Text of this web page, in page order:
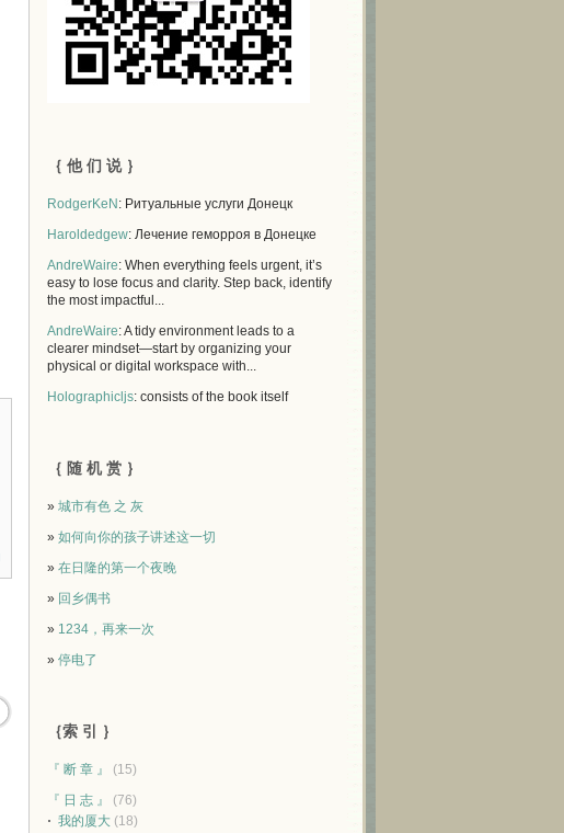
｛ 他 们 说 ｝
RodgerKeN : Ритуальные услуги Донецк
Haroldedgew: Лечение геморроя в Донецке
AndreWaire: When everything feels urgent, it’s
easy to lose focus and clarity. Step back, identify
the most impactful...
AndreWaire: A tidy environment leads to a
clearer mindset—start by organizing your
physical or digital workspace with...
Holographicljs: consists of the book itself
｛ 随 机 赏 ｝
» 城市有色 之 灰
» 如何向你的孩子讲述这一切
» 在日隆的第一个夜晚
» 回乡偶书
» 1234，再来一次
» 停电了
｛索 引 ｝
『 断 章 』
(15)
『 日 志 』
(76)
我的厦大 (18)